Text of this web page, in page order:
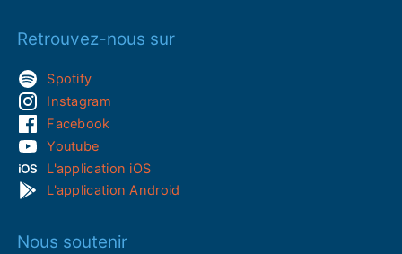
Retrouvez-nous sur
Spotify
Instagram
Facebook
Youtube
L'application iOS
L'application Android
Nous soutenir